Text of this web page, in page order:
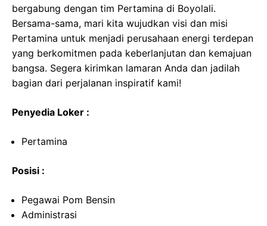
bergabung dengan tim Pertamina di Boyolali.
Bersama-sama, mari kita wujudkan visi dan misi
Pertamina untuk menjadi perusahaan energi terdepan
yang berkomitmen pada keberlanjutan dan kemajuan
bangsa. Segera kirimkan lamaran Anda dan jadilah
bagian dari perjalanan inspiratif kami!
Penyedia Loker :
Pertamina
Posisi :
Pegawai Pom Bensin
Administrasi